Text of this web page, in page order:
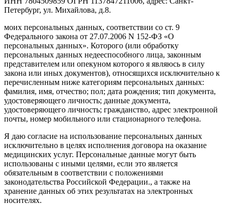
Петербург, ул. Михайлова, д.8.
моих персональных данных, соответствии со ст. 9
Федерального закона от 27.07.2006 N 152-ФЗ «О
персональных данных». Которого (или обработку
персональных данных недееспособного лица, законным
представителем или опекуном которого я являюсь в силу
закона или иных документов), относящихся исключительно к
перечисленным ниже категориям персональных данных:
фамилия, имя, отчество; пол; дата рождения; тип документа,
удостоверяющего личность; данные документа,
удостоверяющего личность; гражданство, адрес электронной
почты, номер мобильного или стационарного телефона.
Я даю согласие на использование персональных данных
исключительно в целях исполнения договора на оказание
медицинских услуг. Персональные данные могут быть
использованы с иными целями, если это является
обязательным в соответствии с положениями
законодательства Российской Федерации., а также на
хранение данных об этих результатах на электронных
носителях.